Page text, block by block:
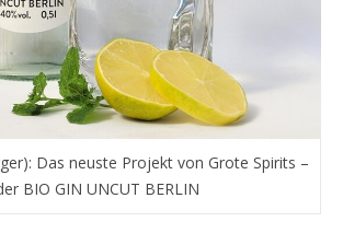
Das neuste Projekt von Grote Spirits –
BIO GIN UNCUT BERLIN